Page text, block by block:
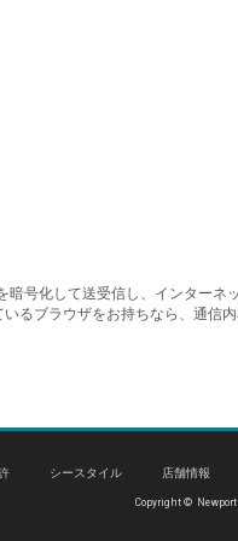
号化して送受信し、インター
るブラウザをお持ちなら、通
シースタイル 店舗情報
Copyright © Newport